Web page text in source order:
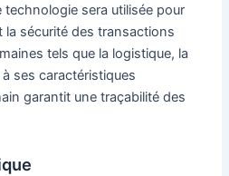
sera utilisée pour
la sécurité des transactions
tels que la logistique, la
ses caractéristiques
garantit une traçabilité des